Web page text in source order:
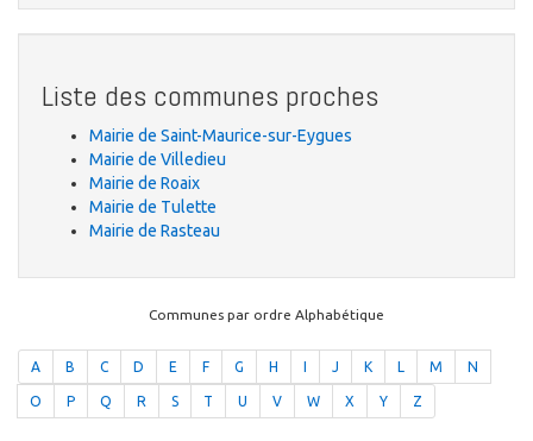
Liste des communes proches
Mairie de Saint-Maurice-sur-Eygues
Mairie de Villedieu
Mairie de Roaix
Mairie de Tulette
Mairie de Rasteau
Communes par ordre Alphabétique
A B C D E F G H J K L M N
O P Q R S T U V W X Y Z